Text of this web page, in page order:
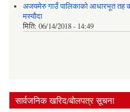
अजयमेरु गाउँ पालिकाको आधारभूत तह
मस्यौदा
मिति: 06/14/2018 - 14:49
सार्वजनिक खरिद/बोलपत्र सूचना